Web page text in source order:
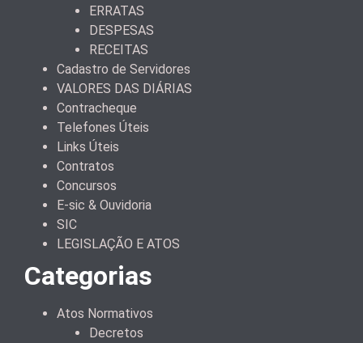
ERRATAS
DESPESAS
RECEITAS
Cadastro de Servidores
VALORES DAS DIÁRIAS
Contracheque
Telefones Úteis
Links Úteis
Contratos
Concursos
E-sic & Ouvidoria
SIC
LEGISLAÇÃO E ATOS
Categorias
Atos Normativos
Decretos